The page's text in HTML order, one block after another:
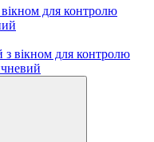
для контролю